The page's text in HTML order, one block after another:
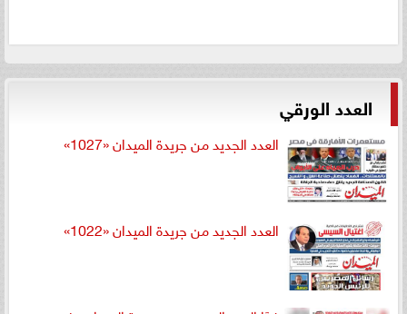
العدد الورقي
العدد الجديد من جريدة الميدان «1027»
العدد الجديد من جريدة الميدان «1022»